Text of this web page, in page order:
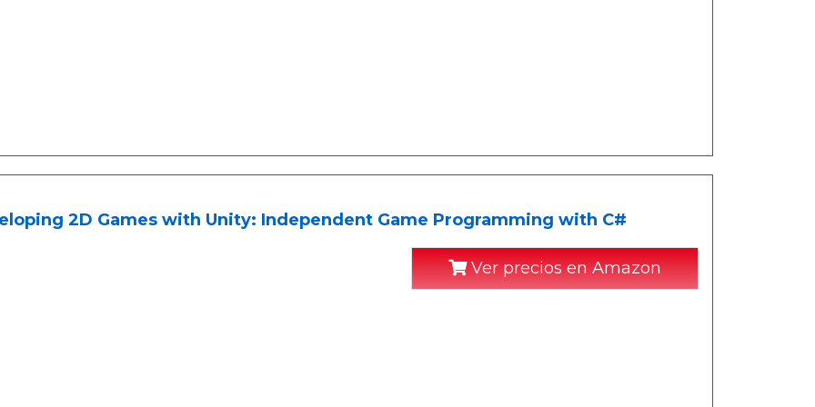
2D Games with Unity: Independent Game Programming with C#
Ver precios en Amazon